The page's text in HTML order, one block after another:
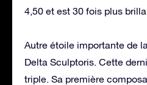
4,50 et est 30 fois plus
Autre étoile importante de
Delta Sculptoris. Cette
triple. Sa première